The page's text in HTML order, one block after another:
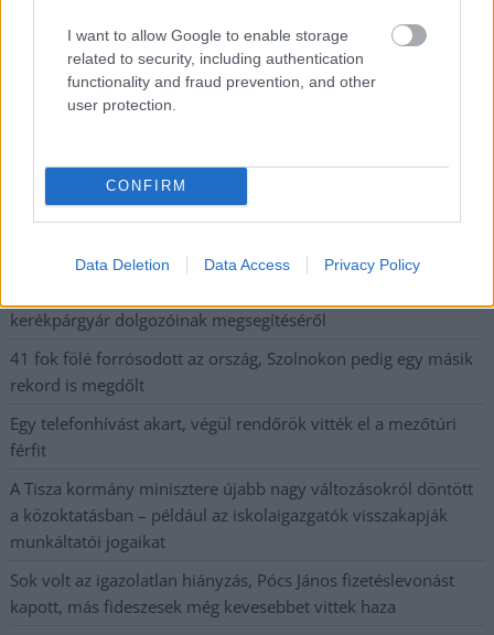
I want to allow Google to enable storage
related to security, including authentication
functionality and fraud prevention, and other
user protection.
CONFIRM
Data Deletion Data Access Privacy Policy
Nem szeretne lemaradni semmiről? Csak egy kattintás, és hírlevelünk a
A SZOL24 legfrissebb 24 cikke
kerékpárgyár dolgozóinak megsegítéséről
41 fok fölé forrósodott az ország, Szolnokon pedig egy másik
rekord is megdőlt
Egy telefonhívást akart, végül rendőrök vitték el a mezőtúri
férfit
A Tisza kormány minisztere újabb nagy változásokról döntött
a közoktatásban – például az iskolaigazgatók visszakapják
munkáltatói jogaikat
Sok volt az igazolatlan hiányzás, Pócs János fizetéslevonást
kapott, más fideszesek még kevesebbet vittek haza